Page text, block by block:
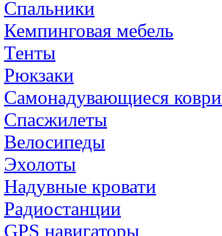
Спальники
Кемпинговая мебель
Тенты
Рюкзаки
Самонадувающиеся
Спасжилеты
Велосипеды
Эхолоты
Надувные кровати
Радиостанции
GPS навигаторы